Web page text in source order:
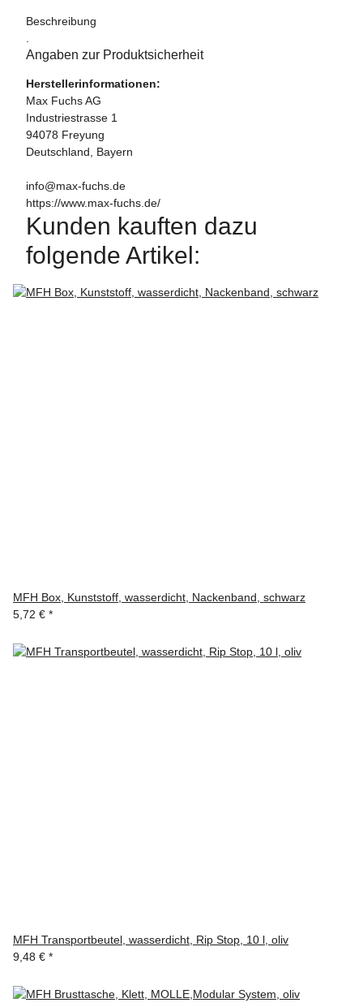
Beschreibung
Angaben zur Produktsicherheit
Herstellerinformationen:
Max Fuchs AG
Industriestrasse 1
94078 Freyung
Deutschland, Bayern
info@max-fuchs.de
https://www.max-fuchs.de/
Kunden kauften dazu
folgende Artikel:
MFH Box, Kunststoff, wasserdicht, Nackenband, schwarz
5,72 € *
MFH Transportbeutel, wasserdicht, Rip Stop, 10 l, oliv
9,48 € *